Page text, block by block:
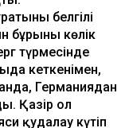
белгілі
көлік
түрмесінде
кеткенімен,
Германиядан
Қазір ол
қудалау күтіп